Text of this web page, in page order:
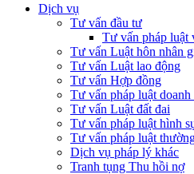
Dịch vụ
Tư vấn đầu tư
Tư vấn pháp luật
Tư vấn Luật hôn nhân
Tư vấn Luật lao động
Tư vấn Hợp đồng
Tư vấn pháp luật doanh
Tư vấn Luật đất đai
Tư vấn pháp luật hình
Tư vấn pháp luật
Dịch vụ pháp lý khác
Tranh tụng Thu hồi nợ